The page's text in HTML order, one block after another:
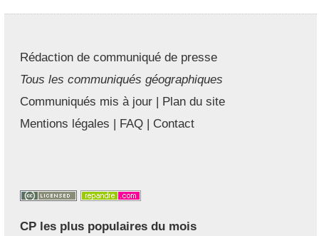
Rédaction de communiqué de presse
Tous les communiqués géographiques
Communiqués mis à jour | Plan du site
Mentions légales | FAQ | Contact
CP les plus populaires du mois